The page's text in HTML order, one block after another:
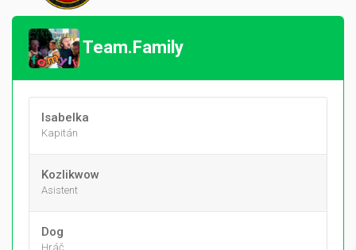
Team.Family
Isabelka
Kapitán
Kozlikwow
Asistent
Dog
Hráč